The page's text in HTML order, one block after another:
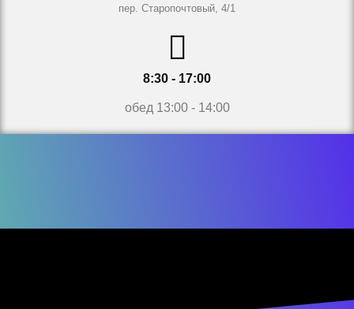
пер. Старопочтовый, 4/1
8:30 - 17:00
обед 13:00 - 14:00